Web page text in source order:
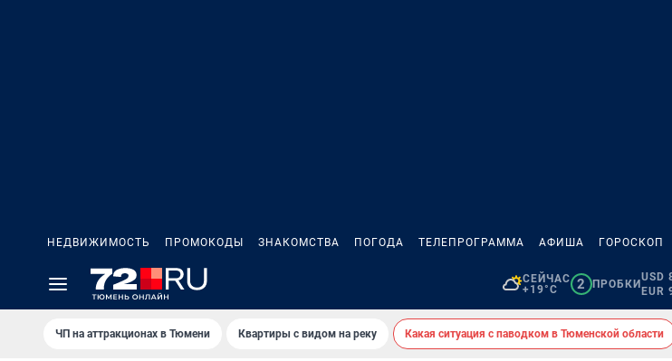
НЕДВИЖИМОСТЬ ПРОМОКОДЫ ЗНАКОМСТВА ПОГОДА ТЕЛЕПРОГРАММА АФИША ГОРОСКОП
СЕЙЧАС
+19°C
2 ПРОБКИ
USD
EUR
ЧП на аттракционах в Тюмени Квартиры с видом на реку Какая ситуация с паводком в Тюменской области